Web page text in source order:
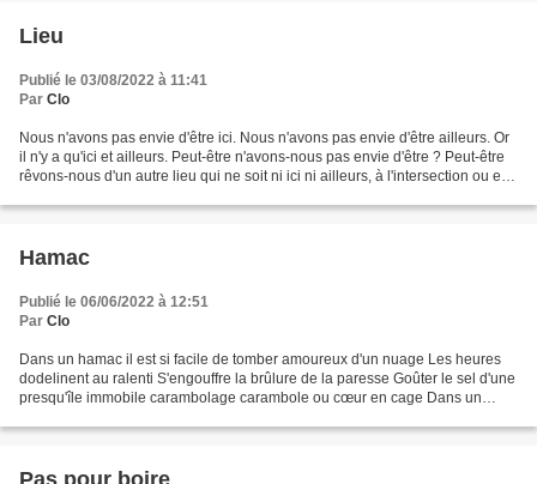
Lieu
Publié le 03/08/2022 à 11:41
Par Clo
Nous n'avons pas envie d'être ici. Nous n'avons pas envie d'être ailleurs. Or
il n'y a qu'ici et ailleurs. Peut-être n'avons-nous pas envie d'être ? Peut-être
rêvons-nous d'un autre lieu qui ne soit ni ici ni ailleurs, à l'intersection ou en
Hamac
Publié le 06/06/2022 à 12:51
Par Clo
Dans un hamac il est si facile de tomber amoureux d'un nuage Les heures
dodelinent au ralenti S'engouffre la brûlure de la paresse Goûter le sel d'une
presqu'île immobile carambolage carambole ou cœur en cage Dans un
Pas pour boire